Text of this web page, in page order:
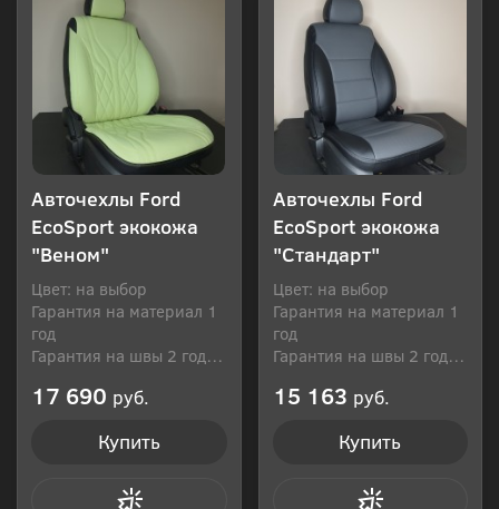
Авточехлы Ford
EcoSport экокожа
"Веном"
Цвет: на выбор
Гарантия на материал 1
год
Гарантия на швы 2 года
17 690 руб.
Купить
Авточехлы Ford
EcoSport экокожа
"Стандарт"
Цвет: на выбор
Гарантия на материал 1
год
Гарантия на швы 2 года
15 163 руб.
Купить